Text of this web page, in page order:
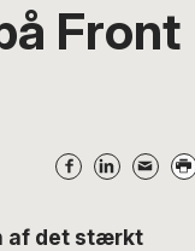
Front
af det stærkt